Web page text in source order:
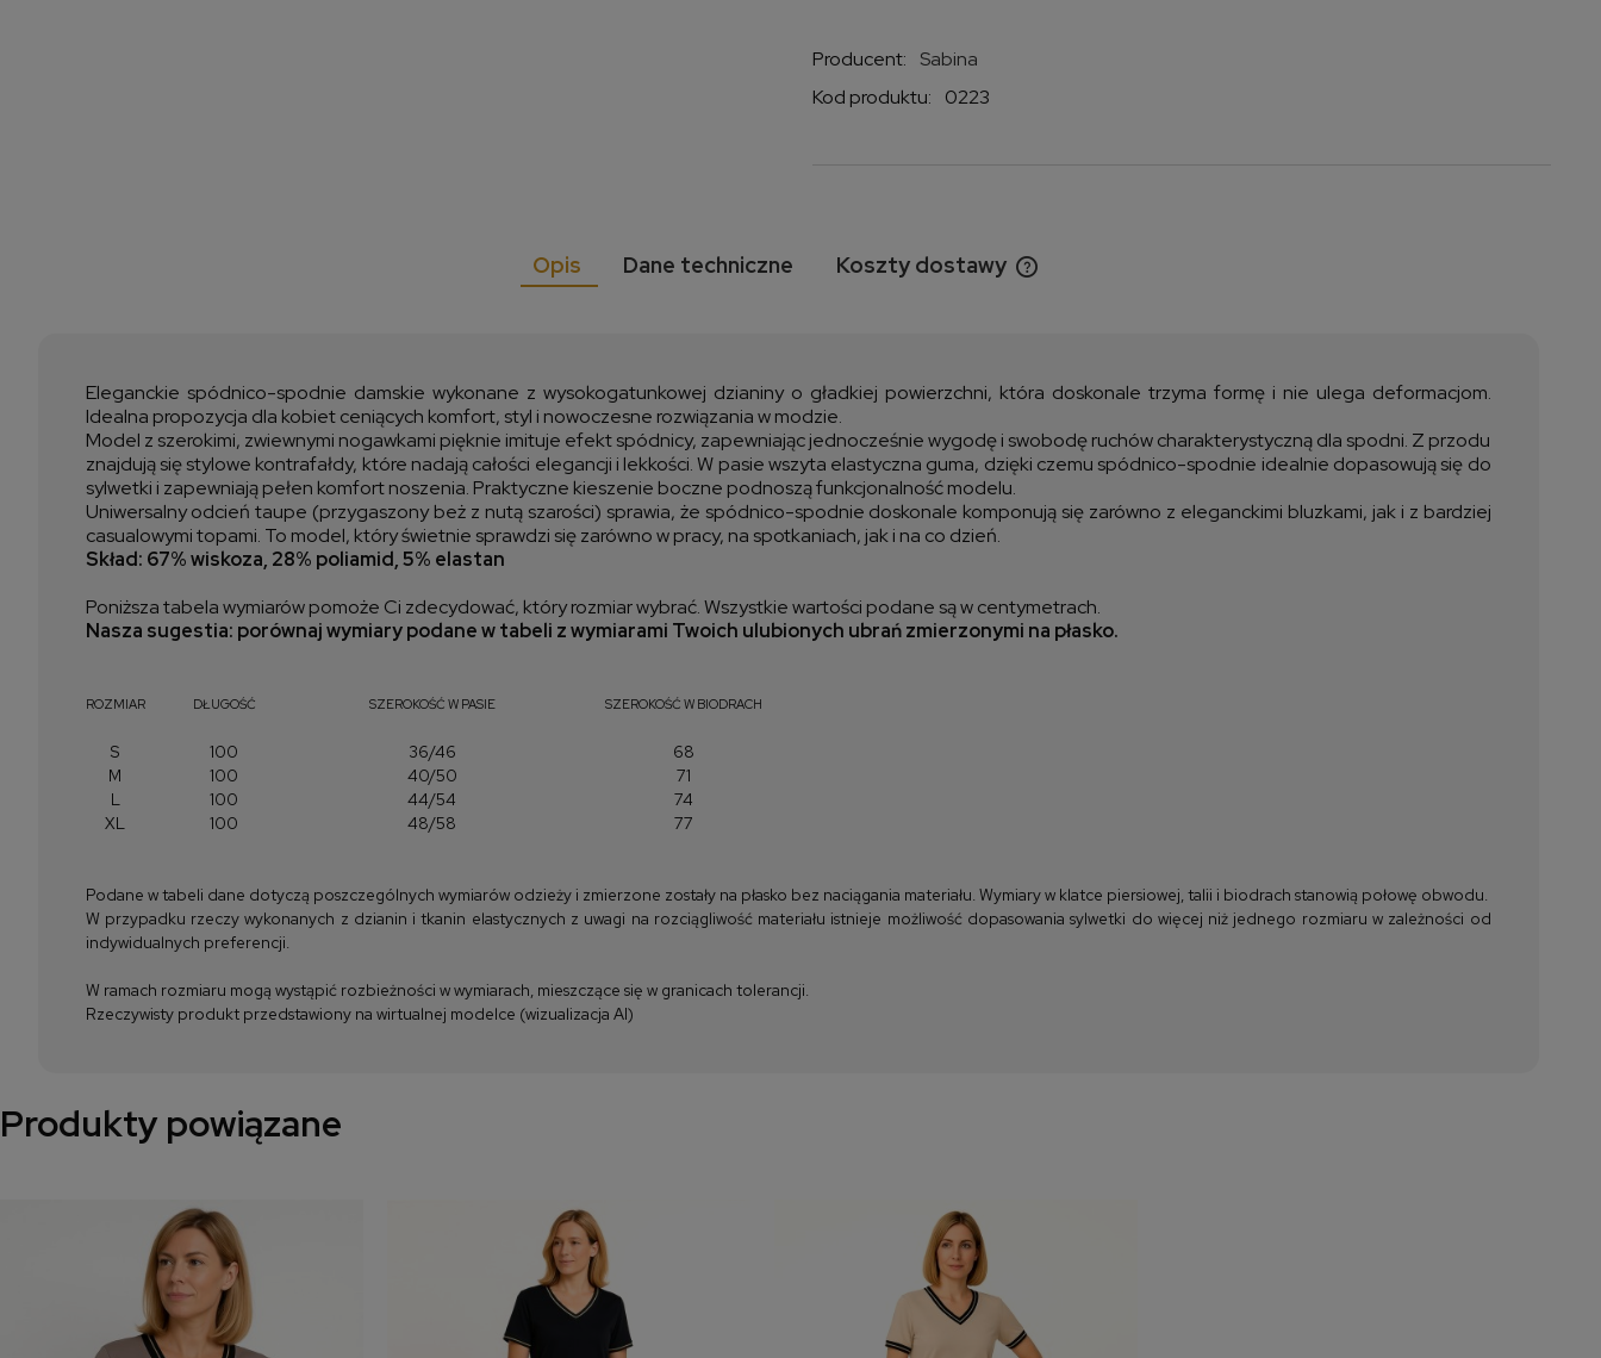
Producent:
Sabina
Kod produktu:
0223
Opis Dane techniczne Koszty dostawy
Eleganckie spódnico-spodnie damskie wykonane z wysokogatunkowej dzianiny o gładkiej powierzchni, która doskonale trzyma formę i nie ulega deformacjom.
Idealna propozycja dla kobiet ceniących komfort, styl i nowoczesne rozwiązania w modzie.
Model z szerokimi, zwiewnymi nogawkami pięknie imituje efekt spódnicy, zapewniając jednocześnie wygodę i swobodę ruchów charakterystyczną dla spodni. Z przodu
znajdują się stylowe kontrafałdy, które nadają całości elegancji i lekkości. W pasie wszyta elastyczna guma, dzięki czemu spódnico-spodnie idealnie dopasowują się do
sylwetki i zapewniają pełen komfort noszenia. Praktyczne kieszenie boczne podnoszą funkcjonalność modelu.
Uniwersalny odcień taupe (przygaszony beż z nutą szarości) sprawia, że spódnico-spodnie doskonale komponują się zarówno z eleganckimi bluzkami, jak i z bardziej
casualowymi topami. To model, który świetnie sprawdzi się zarówno w pracy, na spotkaniach, jak i na co dzień.
Skład: 67% wiskoza, 28% poliamid, 5% elastan
Poniższa tabela wymiarów pomoże Ci zdecydować, który rozmiar wybrać. Wszystkie wartości podane są w centymetrach.
Nasza sugestia: porównaj wymiary podane w tabeli z wymiarami Twoich ulubionych ubrań zmierzonymi na płasko.
ROZMIAR DŁUGOŚĆ SZEROKOŚĆ W PASIE SZEROKOŚĆ W BIODRACH
S 100 36/46
68
M
100 40/50
71
L
100 44/54
74
XL
100 48/58 77
Podane w tabeli dane dotyczą poszczególnych wymiarów odzieży i zmierzone zostały na płasko bez naciągania materiału. Wymiary w klatce piersiowej, talii i biodrach stanowią połowę obwodu.
W przypadku rzeczy wykonanych z dzianin i tkanin elastycznych z uwagi na rozciągliwość materiału istnieje możliwość dopasowania sylwetki do więcej niż jednego rozmiaru w zależności od
indywidualnych preferencji.
W ramach rozmiaru mogą wystąpić rozbieżności w wymiarach, mieszczące się w granicach tolerancji.
Rzeczywisty produkt przedstawiony na wirtualnej modelce (wizualizacja AI)
Produkty powiązane